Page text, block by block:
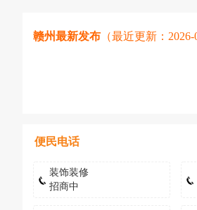
赣州最新发布 （最近更新：2026-
便民电话
装饰装修
招商中